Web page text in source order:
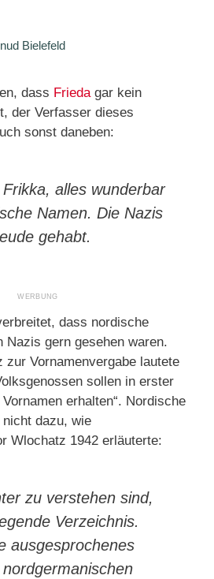
Bielefeld
dass Frieda gar kein
der Verfasser dieses
sonst daneben:
alles wunderbar
Namen. Die Nazis
gehabt.
dass nordische
Nazis gern gesehen waren.
zur Vornamenvergabe lautete
sollen in erster
erhalten“. Nordische
nicht dazu, wie
Wlochatz 1942 erläuterte:
zu verstehen sind,
Verzeichnis.
ausgesprochenes